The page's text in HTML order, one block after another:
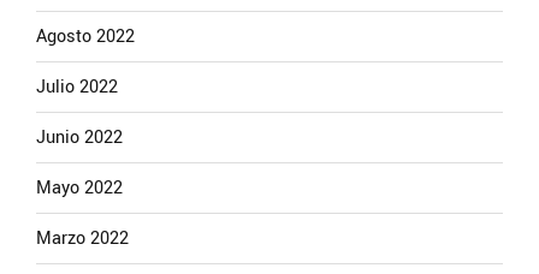
Agosto 2022
Julio 2022
Junio 2022
Mayo 2022
Marzo 2022